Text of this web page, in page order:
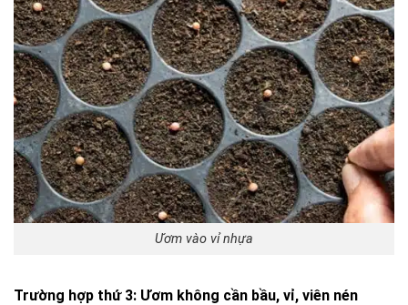
Ươm vào vỉ nhựa
️Trường hợp thứ 3: Ươm không cần bầu, vỉ, viên nén